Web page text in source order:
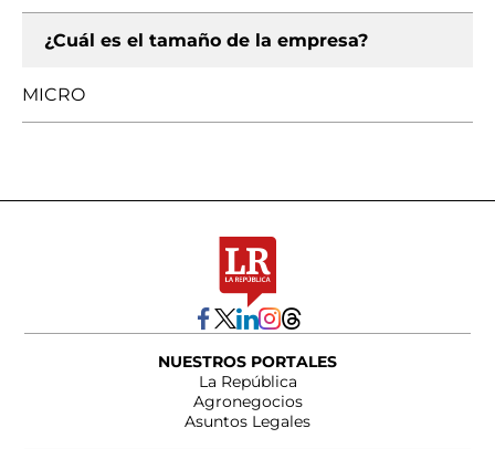
¿Cuál es el tamaño de la empresa?
MICRO
NUESTROS PORTALES
La República
Agronegocios
Asuntos Legales